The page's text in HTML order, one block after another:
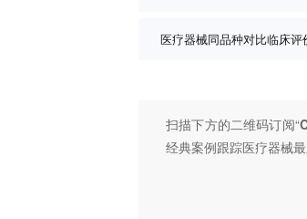
医疗器械同品种对比临床评
扫描下方的二维码订阅“
经典案例跟踪医疗器械